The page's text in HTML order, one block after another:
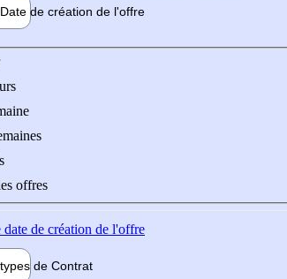
Date de création de l'offre
l'offre
offres
de création de l'offre
de Contrat